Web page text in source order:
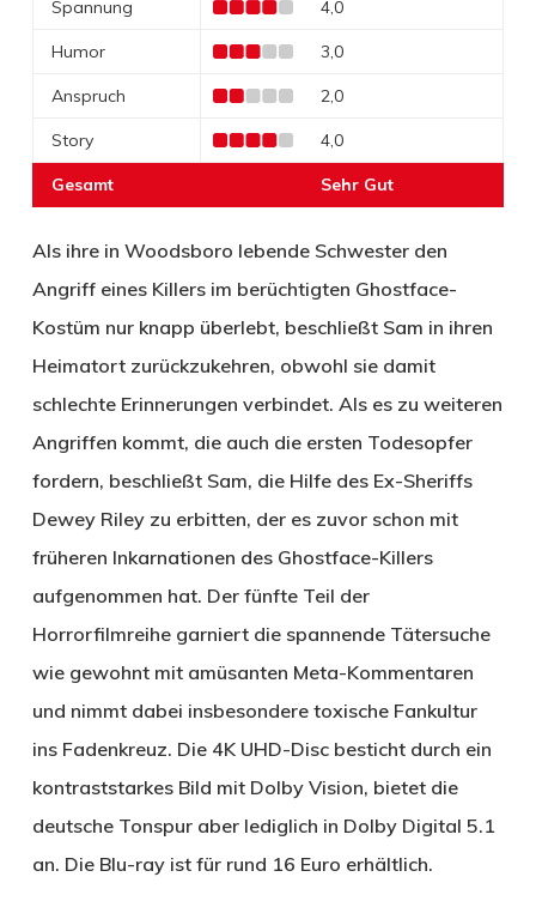
Spannung 4,0
Humor 3,0
Anspruch 2,0
Story 4,0
Gesamt Sehr Gut
Als ihre in Woodsboro lebende Schwester den
Angriff eines Killers im berüchtigten Ghostface-
Kostüm nur knapp überlebt, beschließt Sam in ihren
Heimatort zurückzukehren, obwohl sie damit
schlechte Erinnerungen verbindet. Als es zu weiteren
Angriffen kommt, die auch die ersten Todesopfer
fordern, beschließt Sam, die Hilfe des Ex-Sheriffs
Dewey Riley zu erbitten, der es zuvor schon mit
früheren Inkarnationen des Ghostface-Killers
aufgenommen hat. Der fünfte Teil der
Horrorfilmreihe garniert die spannende Tätersuche
wie gewohnt mit amüsanten Meta-Kommentaren
und nimmt dabei insbesondere toxische Fankultur
ins Fadenkreuz. Die 4K UHD-Disc besticht durch ein
kontraststarkes Bild mit Dolby Vision, bietet die
deutsche Tonspur aber lediglich in Dolby Digital 5.1
an. Die Blu-ray ist für rund 16 Euro erhältlich.